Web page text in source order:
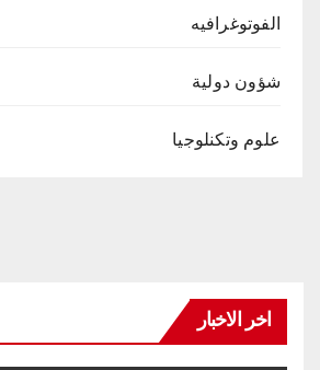
الفوتوغرافيه
شؤون دولية
علوم وتكنلوجيا
اخر الاخبار